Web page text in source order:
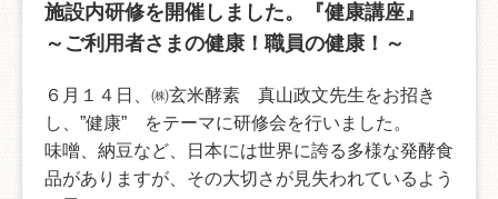
施設内研修を開催しました。『健康講座』
～ご利用者さまの健康！職員の健康！～
６月１４日、㈱玄米酵素 真山政文先生をお招き
し、”健康” をテーマに研修会を行いました。
味噌、納豆など、日本には世界に誇る多様な発酵食
品がありますが、その大切さが見失われているよう